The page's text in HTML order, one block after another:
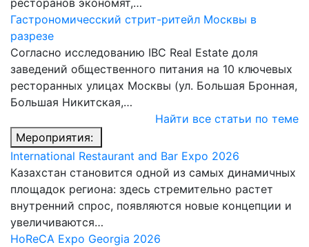
Гастрономичесский стрит-ритейл Москвы в
разрезе
Согласно исследованию IBC Real Estate доля
заведений общественного питания на 10 ключевых
ресторанных улицах Москвы (ул. Большая Бронная,
Большая Никитская,…
Найти все статьи по теме
Мероприятия:
International Restaurant and Bar Expo 2026
Казахстан становится одной из самых динамичных
площадок региона: здесь стремительно растет
внутренний спрос, появляются новые концепции и
увеличиваются…
HoReCA Expo Georgia 2026